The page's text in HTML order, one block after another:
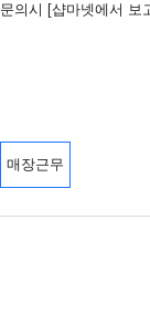
의시 [샵마넷에서 보
매장근무